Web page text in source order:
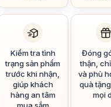
Kiểm tra tình
trạng sản phẩm
trước khi nhận,
giúp khách
hàng an tâm
mua sắm
Đóng
thận,
và phù
quà
mọi